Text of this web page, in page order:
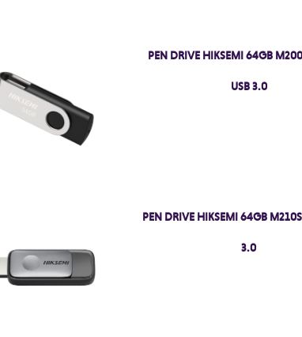
PEN DRIVE HIKSEMI 64GB
USB 3.0
PEN DRIVE HIKSEMI 64GB
3.0